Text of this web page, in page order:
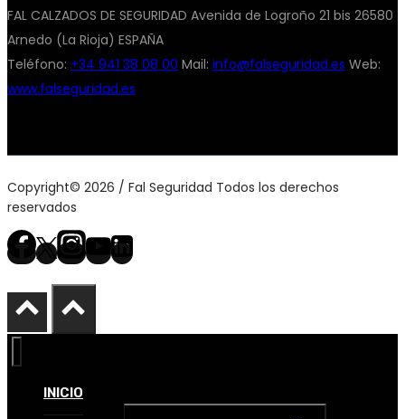
FAL CALZADOS DE SEGURIDAD Avenida de Logroño 21 bis 26580
Arnedo (La Rioja) ESPAÑA
Teléfono: +34 941 38 08 00 Mail: info@falseguridad.es Web:
www.falseguridad.es
Copyright© 2026 / Fal Seguridad Todos los derechos
reservados
INICIO